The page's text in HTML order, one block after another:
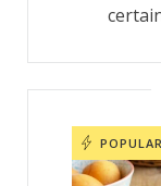
POPULAR